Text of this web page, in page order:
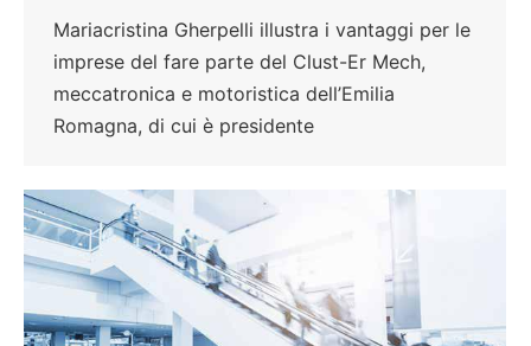
Mariacristina Gherpelli illustra i vantaggi per le
imprese del fare parte del Clust-Er Mech,
meccatronica e motoristica dell’Emilia
Romagna, di cui è presidente